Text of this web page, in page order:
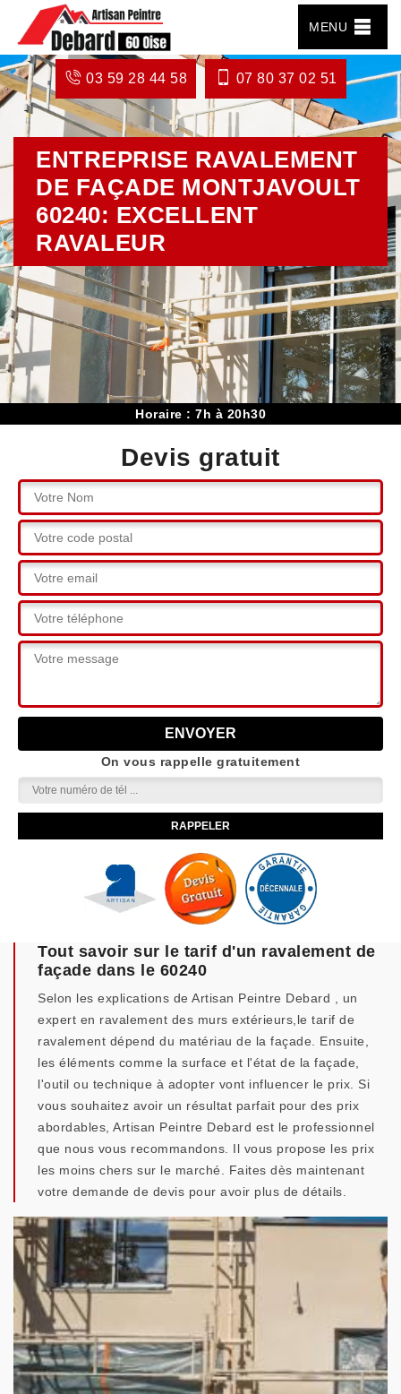
MENU
03 59 28 44 58 07 80 37 02 51
ENTREPRISE RAVALEMENT
DE FAÇADE MONTJAVOULT
60240: EXCELLENT
RAVALEUR
Horaire : 7h à 20h30
Devis gratuit
On vous rappelle gratuitement
Tout savoir sur le tarif d'un ravalement de
façade dans le 60240
Selon les explications de Artisan Peintre Debard , un
expert en ravalement des murs extérieurs,le tarif de
ravalement dépend du matériau de la façade. Ensuite,
les éléments comme la surface et l'état de la façade,
l'outil ou technique à adopter vont influencer le prix. Si
vous souhaitez avoir un résultat parfait pour des prix
abordables, Artisan Peintre Debard est le professionnel
que nous vous recommandons. Il vous propose les prix
les moins chers sur le marché. Faites dès maintenant
votre demande de devis pour avoir plus de détails.